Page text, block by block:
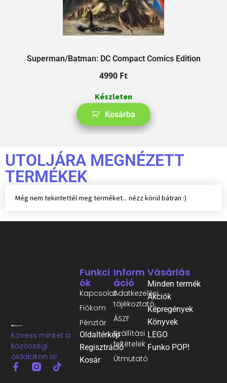
Superman/Batman: DC Compact Comics Edition
4990 Ft
Készleten
Kosárba
UTOLJÁRA MEGNÉZETT
TERMÉKEK
Még nem tekintettél meg terméket... nézz körül bátran :)
Kövess minket a
közösségi
oldalakon is!
Inform
Áció
Adatkezelési
tájékoztató
ÁSZF
Szállítási
feltételek
Útmutató
Funkci
Ók
Kapcsolat
Fiókom
Pénztár
Oldaltérkép
Regisztráció
Kosár
Vásárlás
Minden termék
Akciók
Képregények
Könyvek
LEGO
Funko POP!